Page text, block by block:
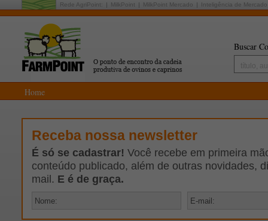
Rede AgriPoint: MilkPoint MilkPoint Mercado Inteligência de Mercado
Buscar
Home
Receba nossa newsletter
É só se cadastrar! Você recebe em primeira
conteúdo publicado, além de outras novidades,
mail. E é de graça.